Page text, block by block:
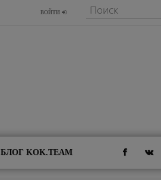
ВОЙТИ
Форма поиска
Поиск
БЛОГ KOK.TEAM